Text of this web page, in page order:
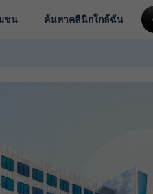
ชน ค้นหาคลินิกใกล้ฉัน